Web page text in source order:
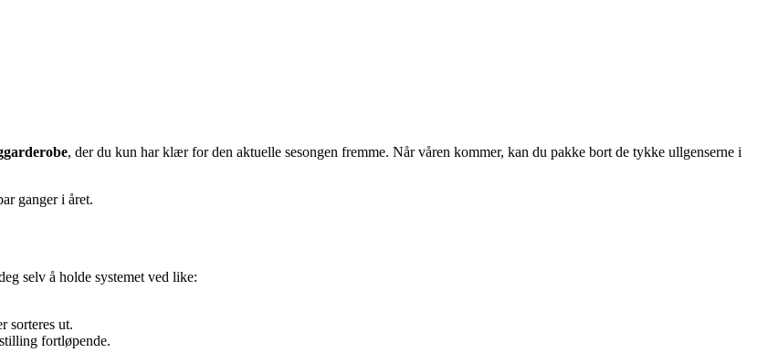
, der du kun har klær for den aktuelle sesongen fremme. Når våren kommer, kan du pakke bort de tykke ullgenserne i
ganger i året.
selv å holde systemet ved like:
sorteres ut.
fortløpende.